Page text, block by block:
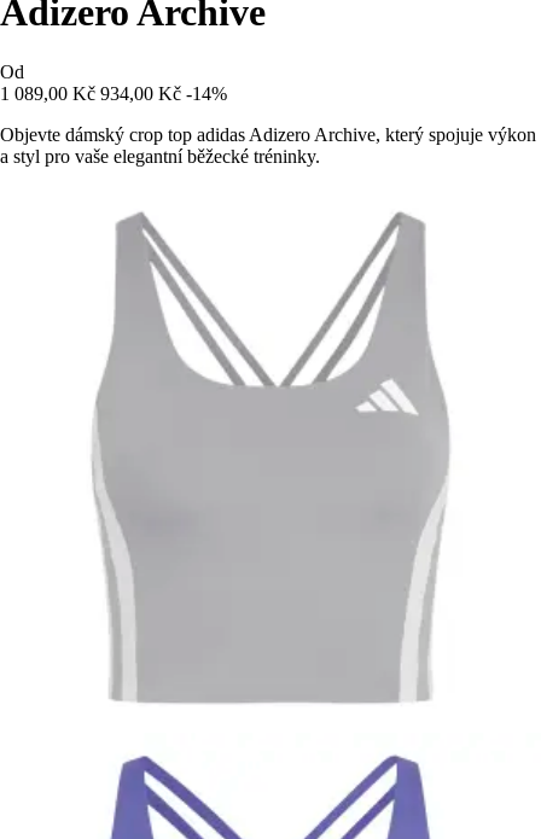
Adizero Archive
Od
1 089,00 Kč 934,00 Kč -14%
Objevte dámský crop top adidas Adizero Archive, který spojuje výkon
a styl pro vaše elegantní běžecké tréninky.